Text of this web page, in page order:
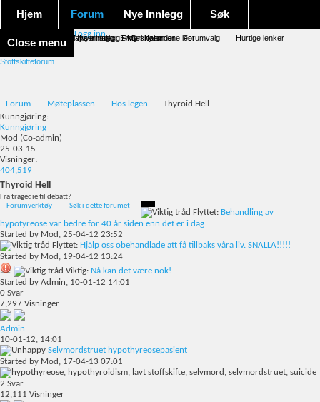
Hjem Forum
Nye innlegg FAQ Kalender Forumvalg Hurtige lenker
Nye Innlegg
Nye innlegg Merk forumene lest
Søk
Avansert søk Emneskyen
Close menu
Logg inn
Stoffskifteforum
Forum Møteplassen Hos legen
Thyroid Hell
Kunngjøring:
Kunngjøring
Mod (Co-admin)
25-03-15
Visninger:
404,519
Thyroid Hell
Fra tragedie til debatt?
Forumverktøy
Søk i dette forumet
Flyttet: Behandling av
hypotyreose var bedre for 40 år siden enn det er i dag
Started by Mod , 25-04-12 23:52
Flyttet: Hjälp oss obehandlade att få tillbaks våra liv. SNÄLLA!!!!!
Started by Mod , 19-04-12 13:24
Viktig: Nå kan det være nok!
Started by Admin, 10-01-12 14:01
0 Svar
7,297 Visninger
Admin
10-01-12, 14:01
Selvmordstruet hypothyreosepasient
Started by Mod , 17-04-13 07:01
2 Svar
12,111 Visninger